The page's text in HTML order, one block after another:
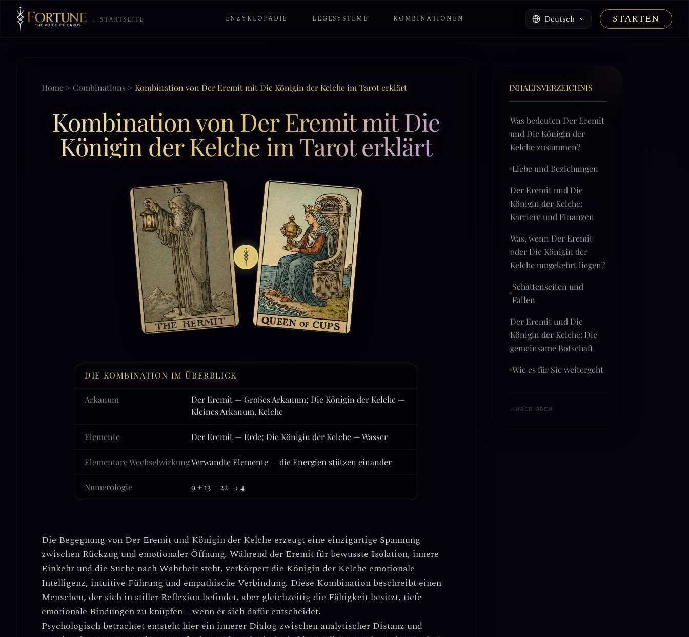
← STARTSEITE ENZYKLOPÄDIE LEGESYSTEME KOMBINATIONEN Deutsch STARTEN
Home > Combinations > Kombination von Der Eremit mit Die Königin der Kelche im Tarot erklärt
Kombination von Der Eremit mit Die
Königin der Kelche im Tarot erklärt
DIE KOMBINATION IM ÜBERBLICK
Arkanum
Der Eremit — Großes Arkanum; Die Königin der Kelche —
Kleines Arkanum, Kelche
Elemente Der Eremit — Erde; Die Königin der Kelche — Wasser
Elementare WechselwirkungVerwandte Elemente — die Energien stützen einander
Numerologie 9 + 13 = 22 → 4
Die Begegnung von Der Eremitund Königin der Kelche erzeugt eine einzigartige Spannung
zwischen Rückzug und emotionaler Öffnung. Während der Eremit für bewusste Isolation, innere
Einkehr und die Suche nach Wahrheit steht, verkörpert die Königin der Kelche emotionale
Intelligenz, intuitive Führung und empathische Verbindung. Diese Kombination beschreibt einen
Menschen, der sich in stiller Reflexion befindet, aber gleichzeitig die Fähigkeit besitzt, tiefe
emotionale Bindungen zu knüpfen – wenn er sich dafür entscheidet.
Psychologisch betrachtet entsteht hier ein innerer Dialog zwischen analytischer Distanz und
INHALTSVERZEICHNIS
Was bedeuten Der Eremit
und Die Königin der
Kelche zusammen?
Liebe und Beziehungen
Der Eremit und Die
Königin der Kelche:
Karriere und Finanzen
Was, wenn Der Eremit
oder Die Königin der
Kelche umgekehrt liegen?
Schattenseiten und
Fallen
Der Eremit und Die
Königin der Kelche: Die
gemeinsame Botschaft
Wie es für Sie weitergeht
NACH OBEN